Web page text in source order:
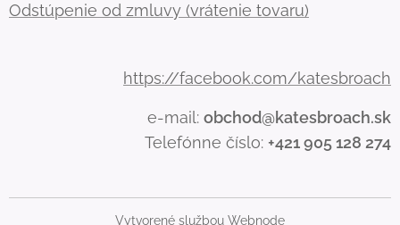
Odstúpenie od zmluvy (vrátenie tovaru)
https://facebook.com/katesbroach
e-mail: obchod@katesbroach.sk
Telefónne číslo: +421 905 128 274
Vytvorené službou Webnode